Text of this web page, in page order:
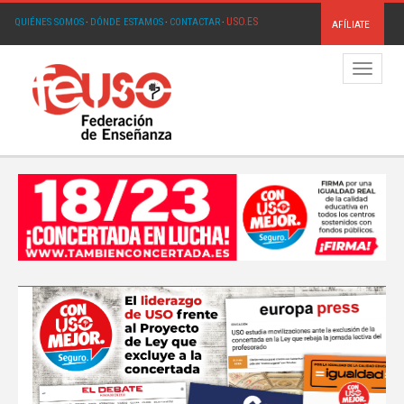
QUIÉNES SOMOS· DÓNDE ESTAMOS· CONTACTAR· USO.ES AFÍLIATE
Menú